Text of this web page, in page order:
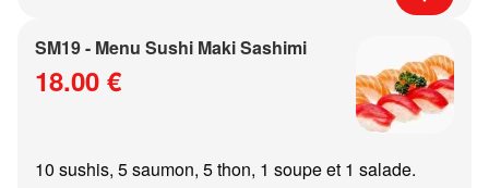
SM19 - Menu Sushi Maki Sashimi
18.00 €
10 sushis, 5 saumon, 5 thon, 1 soupe et 1 salade.